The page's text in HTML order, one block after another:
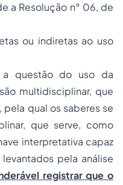
a Resolução n° 06, de
ou indiretas ao uso
a questão do uso da
multidisciplinar, que
qual os saberes se
que serve, como
interpretativa capaz
pela análise
registrar que o